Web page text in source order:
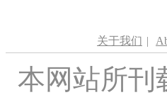
关于我们 |
本网站所刊